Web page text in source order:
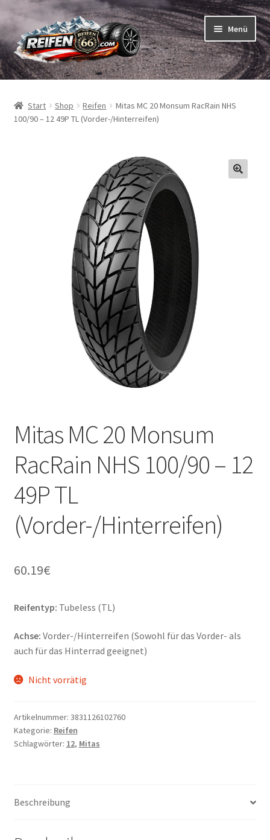
Zur
Navigation
springen
Zum
Inhalt
springen
Menü
Reifen
Schläuche
Start Shop Reifen
Mitas MC 20 Monsum RacRain NHS
100/90 – 12 49P TL (Vorder-/Hinterreifen)
Mitas MC 20 Monsum
RacRain NHS 100/90 – 12
49P TL
(Vorder-/Hinterreifen)
60.19€
Reifentyp: Tubeless (TL)
Achse: Vorder-/Hinterreifen (Sowohl für das Vorder- als
auch für das Hinterrad geeignet)
Nicht vorrätig
Artikelnummer: 3831126102760
Kategorie: Reifen
Schlagwörter: 12, Mitas
Beschreibung